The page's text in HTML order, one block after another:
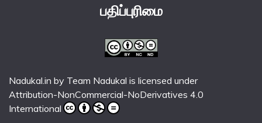
பதிப்புரிமை
Nadukal.in by Team Nadukal is licensed under
Attribution-NonCommercial-NoDerivatives 4.0
International